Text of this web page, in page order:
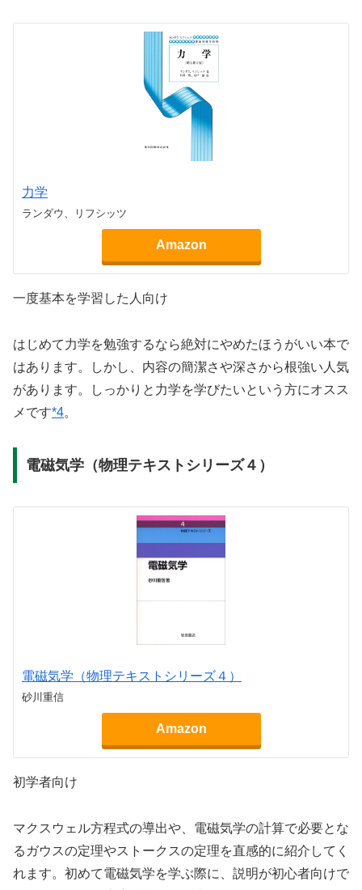
力学
ランダウ、リフシッツ
Amazon
一度基本を学習した人向け
はじめて力学を勉強するなら絶対にやめたほうがいい本で
はあります。しかし、内容の簡潔さや深さから根強い人気
があります。しっかりと力学を学びたいという方にオスス
メです*4。
電磁気学（物理テキストシリーズ４）
電磁気学（物理テキストシリーズ４）
砂川重信
Amazon
初学者向け
マクスウェル方程式の導出や、電磁気学の計算で必要とな
るガウスの定理やストークスの定理を直感的に紹介してく
れます。初めて電磁気学を学ぶ際に、説明が初心者向けで